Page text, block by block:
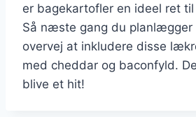
er bagekartofler en ideel ret
Så næste gang du planlægger
overvej at inkludere disse
med cheddar og baconfyld.
blive et hit!